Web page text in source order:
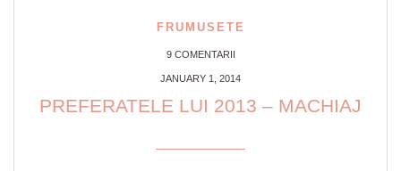
FRUMUSETE
9 COMENTARII
JANUARY 1, 2014
PREFERATELE LUI 2013 – MACHIAJ